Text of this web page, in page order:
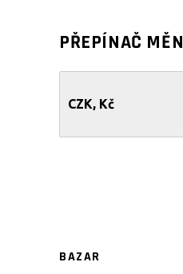
PŘEPÍNAČ MĚN
CZK, Kč
BAZAR